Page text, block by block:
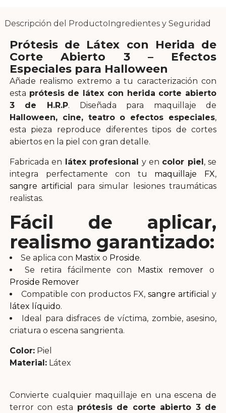
Descripción del ProductoIngredientes y Seguridad
Prótesis de Látex con Herida de
Corte Abierto 3 – Efectos
Especiales para Halloween
Añade realismo extremo a tu caracterización con
esta prótesis de látex con herida corte abierto
3 de H.R.P. Diseñada para maquillaje de
Halloween, cine, teatro o efectos especiales,
esta pieza reproduce diferentes tipos de cortes
abiertos en la piel con gran detalle.
Fabricada en látex profesional y en color piel, se
integra perfectamente con tu maquillaje FX,
sangre artificial
para simular lesiones traumáticas
realistas.
Fácil de aplicar,
realismo garantizado:
Se aplica con Mastix o Proside.
Se retira fácilmente con Mastix remover o
Proside Remover
Compatible con productos FX,sangre artificia l y
látex líquido.
Ideal para disfraces de víctima, zombie, asesino,
criatura o escena sangrienta.
Color:Piel
Material:Látex
Convierte cualquier maquillaje en una escena de
terror con esta prótesis de corte abierto 3 de